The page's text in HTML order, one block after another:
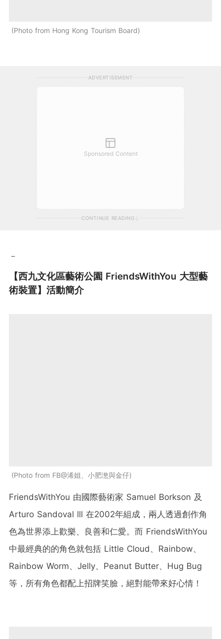
Photo from Hong Kong Tourism Board
ADVERTISEMENT
Sponsored Content
CONTINUE READING
－
【西九文化區藝術公園 FriendsWithYou 大型藝
術裝置】活動簡介
Photo from FB@浠姐、小肥滺與金仔
FriendsWithYou 由國際藝術家 Samuel Borkson 及
Arturo Sandoval lll 在2002年組成，兩人透過創作角
色為世界添上歡樂、良善和仁愛。而 FriendsWithYou
中最經典的的角色就包括 Little Cloud、Rainbow、
Rainbow Worm、Jelly、Peanut Butter、Hug Bug
等，所有角色都配上招牌笑臉，絕對能帶來好心情！